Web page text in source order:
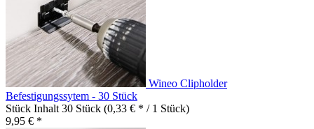
Wineo Clipholder
Befestigungssytem - 30 Stück
Stück Inhalt 30 Stück (0,33 € * / 1 Stück)
9,95 € *